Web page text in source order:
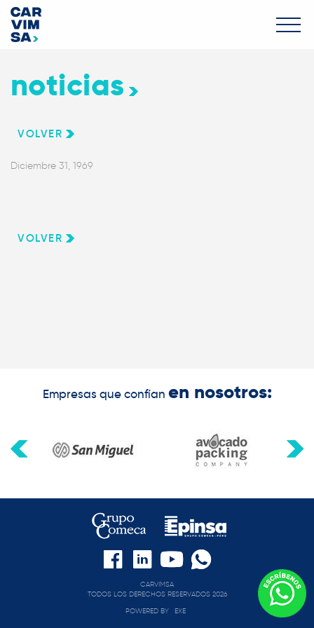
noticias
VOLVER
Diciembre 31, 1969
VOLVER
Empresas que confían en nosotros:
CARVIMSA
TODOS LOS DERECHOS RESERVADOS 2026
POWERED BY
EXE